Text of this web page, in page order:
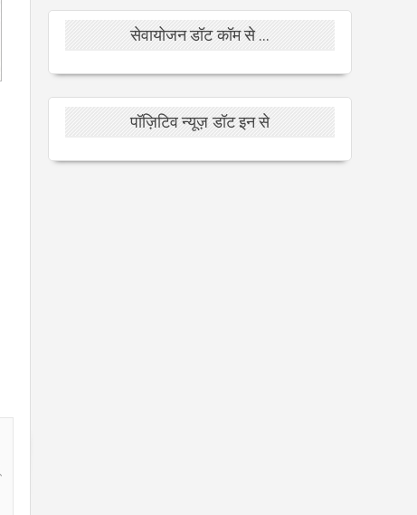
सेवायोजन डॉट कॉम से ...
पॉज़िटिव न्यूज़ डॉट इन से